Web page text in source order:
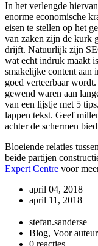
In het verlengde
enorme economische
eisen te stellen op het
van zaken zijn de kurk
drijft. Natuurlijk zijn
wat echt indruk maakt
smakelijke content aan
goed verteerbaar
gewend waren aan
van een lijstje met 5
lappen tekst. Geef
achter de schermen
Bloeiende relaties
beide partijen
Expert Centre voor
april 04, 2018
april 11, 2018
stefan.sanderse
Blog, Voor